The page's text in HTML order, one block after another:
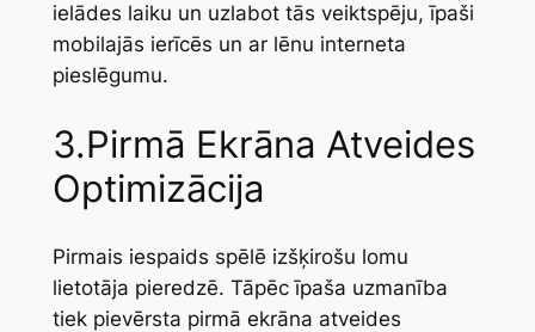
ielādes laiku un uzlabot tās veiktspēju, īpaši
mobilajās ierīcēs un ar lēnu interneta
pieslēgumu.
3.Pirmā Ekrāna Atveides
Optimizācija
Pirmais iespaids spēlē izšķirošu lomu
lietotāja pieredzē. Tāpēc īpaša uzmanība
tiek pievērsta pirmā ekrāna atveides